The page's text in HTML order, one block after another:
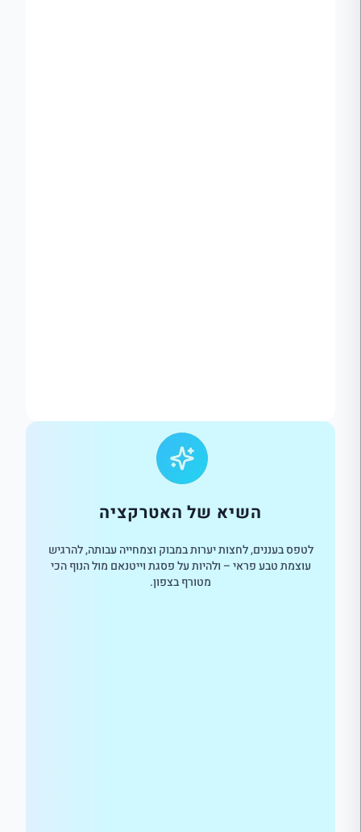
השיא של האטרקציה
לטפס בעננים, לחצות יערות במבוק וצמחייה עבותה, להרגיש
עוצמת טבע פראי – ולהיות על פסגת וייטנאם מול הנוף הכי
מטורף בצפון.